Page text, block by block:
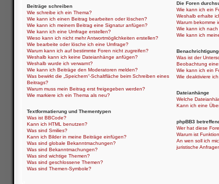
Beiträge schreiben
Wie schreibe ich ein Thema?
Wie kann ich einen Beitrag bearbeiten oder löschen?
Wie kann ich meinem Beitrag eine Signatur anfügen?
Wie kann ich eine Umfrage erstellen?
Wieso kann ich nicht mehr Antwortmöglichkeiten erstellen?
Wie bearbeite oder lösche ich eine Umfrage?
Warum kann ich auf bestimmte Foren nicht zugreifen?
Weshalb kann ich keine Dateianhänge anfügen?
Weshalb wurde ich verwarnt?
Wie kann ich Beiträge den Moderatoren melden?
Was bewirkt die „Speichern“-Schaltfläche beim Schreiben eines
Beitrags?
Warum muss mein Beitrag erst freigegeben werden?
Wie markiere ich ein Thema als neu?
Textformatierung und Thementypen
Was ist BBCode?
Kann ich HTML benutzen?
Was sind Smilies?
Kann ich Bilder in meine Beiträge einfügen?
Was sind globale Bekanntmachungen?
Was sind Bekanntmachungen?
Was sind wichtige Themen?
Was sind geschlossene Themen?
Was sind Themen-Symbole?
Die Foren
Wie kann ich ein
Weshalb erhalte
Warum bekomme
Wie kann ich
Wie kann ich
Was ist der
Beobachtung
Wie kann ich ein
Wie deaktiviere
Dateianhänge
Welche
Kann ich eine
phpBB3
Wer hat diese
Warum ist
An wen soll ich
juristische